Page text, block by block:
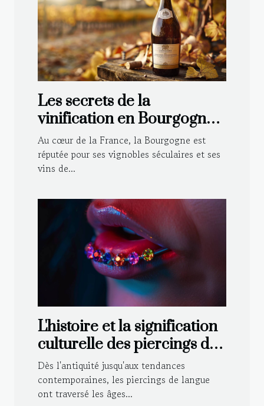
Les secrets de la
vinification en Bourgogne :
Techniques traditionnelles
et modernes
Au cœur de la France, la Bourgogne est
réputée pour ses vignobles séculaires et ses
vins de...
L'histoire et la signification
culturelle des piercings de
langue
Dès l'antiquité jusqu'aux tendances
contemporaines, les piercings de langue
ont traversé les âges...